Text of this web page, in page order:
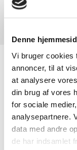
Denne
Vi bruger cookies
annoncer, til at
at analysere
din brug af vores
for sociale
analysepartnere.
data med andre
de har indsamlet
JK-
Hos JK-
brugte døre og
kvalitet til gode